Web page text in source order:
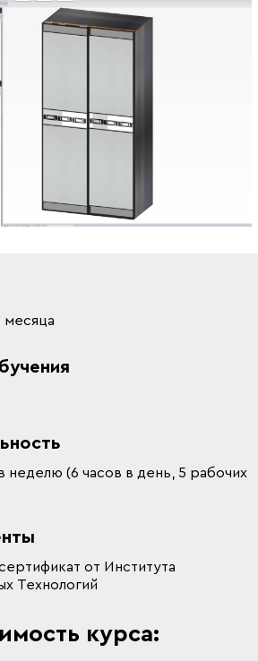
неделю (6 часов в день, 5 рабочих
от Института
Технологий
курса: